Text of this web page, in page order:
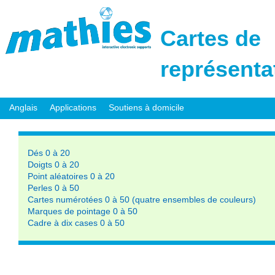
Cartes de
Anglais Applications Soutiens à domicile
Dés 0 à 20
Doigts 0 à 20
Point aléatoires 0 à 20
Perles 0 à 50
Cartes numérotées 0 à 50 (quatre ensembles de couleurs)
Marques de pointage 0 à 50
Cadre à dix cases 0 à 50